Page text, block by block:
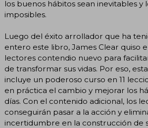
los buenos hábitos sean inevitables y
imposibles.
Luego del éxito arrollador que ha
entero este libro, James Clear quiso
lectores contendio nuevo para
de transformar sus vidas. Por eso,
incluye un poderoso curso en 11
en práctica el cambio y mejorar los
días. Con el contenido adicional, los
conseguirán pasar a la acción y
incertidumbre en la construcción de